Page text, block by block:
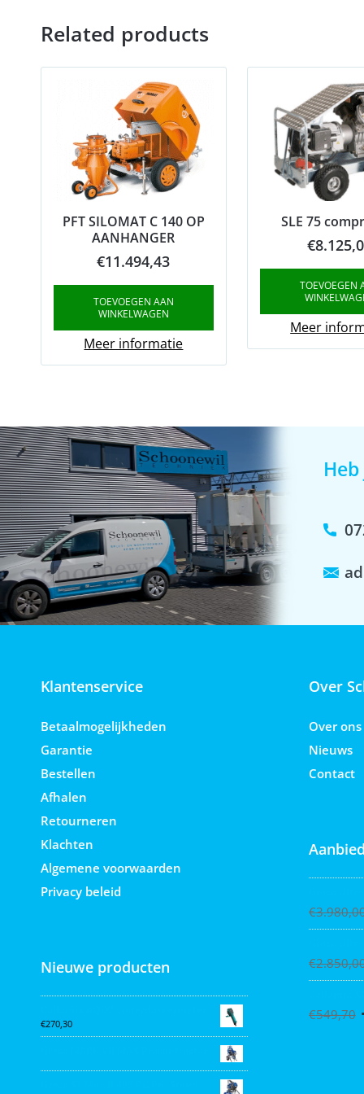
Related products
PFT SILOMAT C 140 OP
AANHANGER
€11.494,43
TOEVOEGEN AAN
WINKELWAGEN
Meer informatie
SLE 75
€
TOEVOEGEN
Meer
Klantenservice
Betaalmogelijkheden
Garantie
Bestellen
Afhalen
Retourneren
Klachten
Algemene voorwaarden
Privacy beleid
Nieuwe producten
€270,30
Over
Over ons
Nieuws
Contact
€
€
€549,70